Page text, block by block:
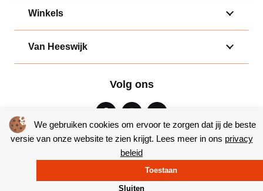
We gebruiken cookies om ervoor te zorgen dat jij de beste
versie van onze website te zien krijgt. Lees meer in ons privacy
beleid
Toestaan
Sluiten
Winkels
Van Heeswijk
Volg ons
© Copyright 2026 – Bakkerij van Heeswijk |Website door Yooker